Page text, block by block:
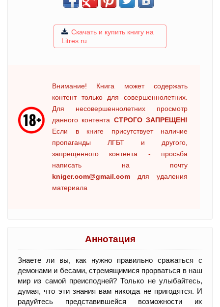
Скачать и купить книгу на
Litres.ru
Внимание! Книга может содержать
контент только для совершеннолетних.
Для несовершеннолетних просмотр
данного контента СТРОГО ЗАПРЕЩЕН!
Если в книге присутствует наличие
пропаганды ЛГБТ и другого,
запрещенного контента - просьба
написать на почту
kniger.com@gmail.com для удаления
материала
Аннотация
Знаете ли вы, как нужно правильно сражаться с
демонами и бесами, стремящимися прорваться в наш
мир из самой преисподней? Только не улыбайтесь,
думая, что эти знания вам никогда не пригодятся. И
радуйтесь представившейся возможности их